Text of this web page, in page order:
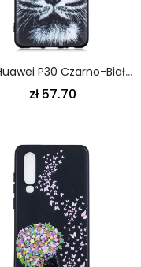
Etui Huawei P30 Czarno-Biały Tygrys Etui Ochronne
zł 57.70